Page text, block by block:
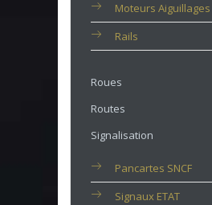
Moteurs Aiguillages
Rails
Roues
Routes
Signalisation
Pancartes SNCF
Signaux ETAT